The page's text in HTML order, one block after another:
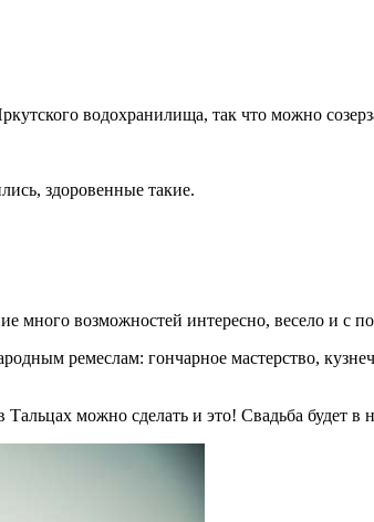
водохранилища, так что можно
здоровенные такие.
много возможностей интересно, весело и с
ремеслам: гончарное мастерство,
можно сделать и это! Свадьба будет